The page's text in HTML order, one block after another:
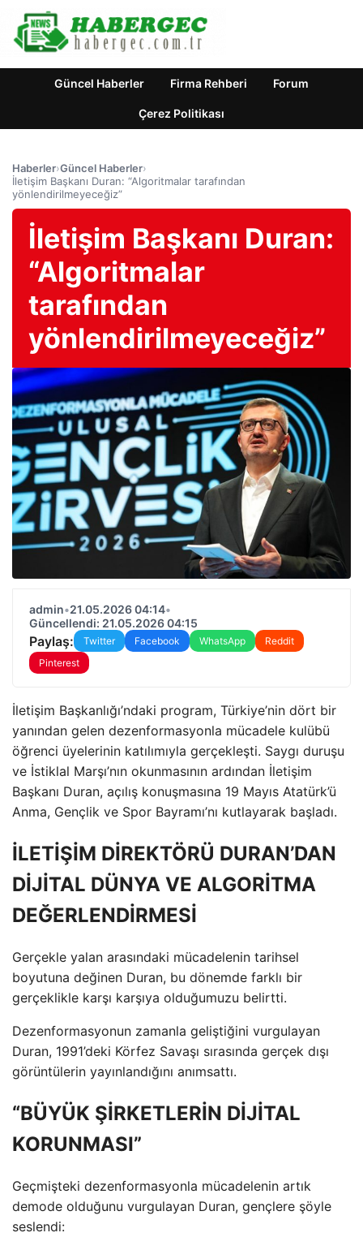
Güncel Haberler Firma Rehberi Forum
Çerez Politikası
Haberler›Güncel Haberler›
İletişim Başkanı Duran: “Algoritmalar tarafından
yönlendirilmeyeceğiz”
İletişim Başkanı Duran:
“Algoritmalar
tarafından
yönlendirilmeyeceğiz”
admin•21.05.2026 04:14•
Güncellendi: 21.05.2026 04:15
Paylaş: Twitter Facebook WhatsApp
Reddit
Pinterest
İletişim Başkanlığı’ndaki program, Türkiye’nin dört bir
yanından gelen dezenformasyonla mücadele kulübü
öğrenci üyelerinin katılımıyla gerçekleşti. Saygı duruşu
ve İstiklal Marşı’nın okunmasının ardından İletişim
Başkanı Duran, açılış konuşmasına 19 Mayıs Atatürk’ü
Anma, Gençlik ve Spor Bayramı’nı kutlayarak başladı.
İLETİŞİM DİREKTÖRÜ DURAN’DAN
DİJİTAL DÜNYA VE ALGORİTMA
DEĞERLENDİRMESİ
Gerçekle yalan arasındaki mücadelenin tarihsel
boyutuna değinen Duran, bu dönemde farklı bir
gerçeklikle karşı karşıya olduğumuzu belirtti.
Dezenformasyonun zamanla geliştiğini vurgulayan
Duran, 1991’deki Körfez Savaşı sırasında gerçek dışı
görüntülerin yayınlandığını anımsattı.
“BÜYÜK ŞİRKETLERİN DİJİTAL
KORUNMASI”
Geçmişteki dezenformasyonla mücadelenin artık
demode olduğunu vurgulayan Duran, gençlere şöyle
seslendi: